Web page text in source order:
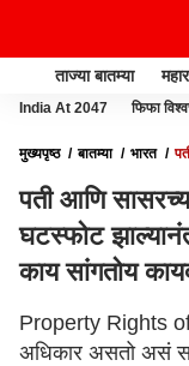
ताज्या बातम्या
India At 2047 फिफा
मुख्यपृष्ठ बातम्या भारत
पती आणि
घटस्फोट
काय सांगतोय
Property Rights of
अधिकार असतो असं